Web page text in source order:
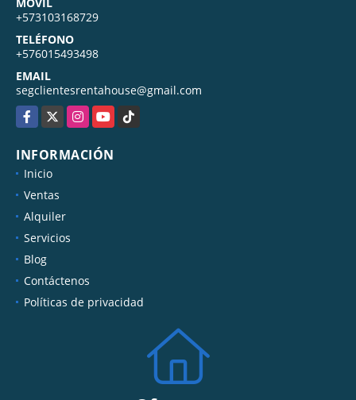
MÓVIL
+573103168729
TELÉFONO
+576015493498
EMAIL
segclientesrentahouse@gmail.com
INFORMACIÓN
Inicio
Ventas
Alquiler
Servicios
Blog
Contáctenos